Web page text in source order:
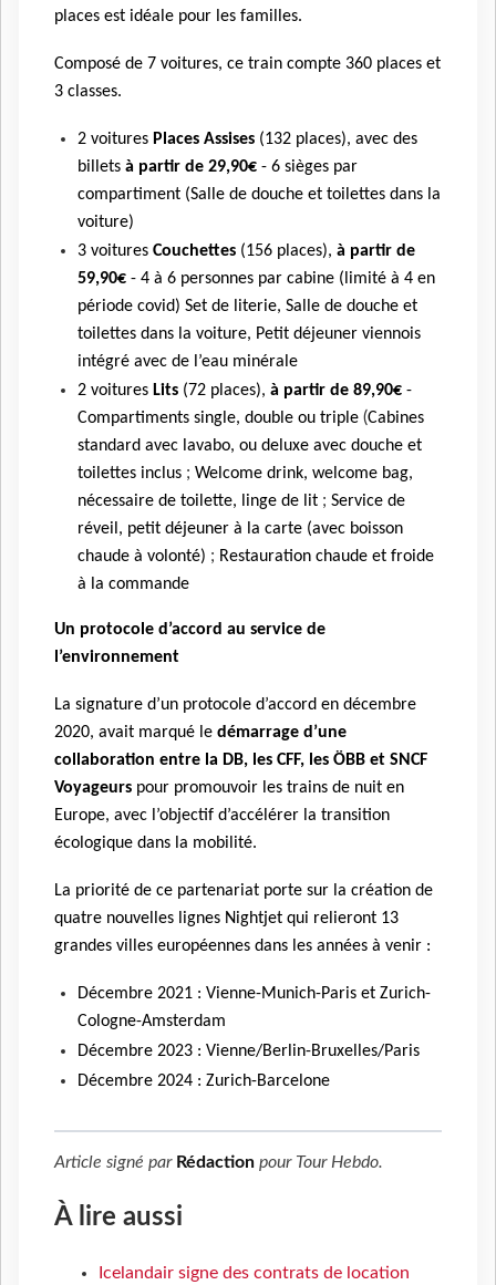
places est idéale pour les familles.
Composé de 7 voitures, ce train compte 360 places et
3 classes.
2 voitures Places Assises (132 places), avec des
billets à partir de 29,90€ - 6 sièges par
compartiment (Salle de douche et toilettes dans la
voiture)
3 voitures Couchettes (156 places), à partir de
59,90€ - 4 à 6 personnes par cabine (limité à 4 en
période covid) Set de literie, Salle de douche et
toilettes dans la voiture, Petit déjeuner viennois
intégré avec de l’eau minérale
2 voitures Lits (72 places), à partir de 89,90€ -
Compartiments single, double ou triple (Cabines
standard avec lavabo, ou deluxe avec douche et
toilettes inclus ; Welcome drink, welcome bag,
nécessaire de toilette, linge de lit ; Service de
réveil, petit déjeuner à la carte (avec boisson
chaude à volonté) ; Restauration chaude et froide
à la commande
Un protocole d’accord au service de
l’environnement
La signature d’un protocole d’accord en décembre
2020, avait marqué le démarrage d’une
collaboration entre la DB, les CFF, les ÖBB et SNCF
Voyageurs pour promouvoir les trains de nuit en
Europe, avec l’objectif d’accélérer la transition
écologique dans la mobilité.
La priorité de ce partenariat porte sur la création de
quatre nouvelles lignes Nightjet qui relieront 13
grandes villes européennes dans les années à venir :
Décembre 2021 : Vienne-Munich-Paris et Zurich-
Cologne-Amsterdam
Décembre 2023 : Vienne/Berlin-Bruxelles/Paris
Décembre 2024 : Zurich-Barcelone
Article signé par Rédaction pour Tour Hebdo.
À lire aussi
Icelandair signe des contrats de location